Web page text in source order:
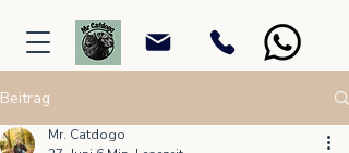
Beitrag
Mr. Catdogo